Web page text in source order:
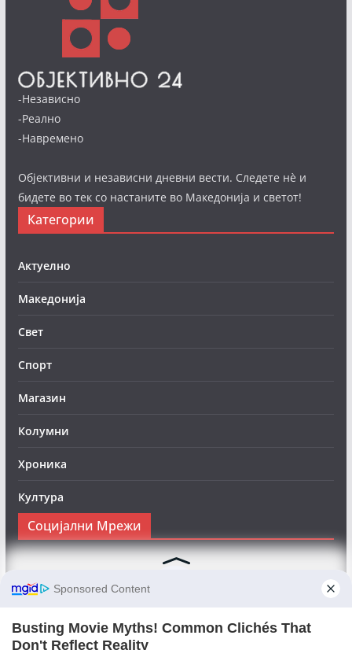
-Независно
-Реално
-Навремено
Објективни и независни дневни вести. Следете нè и
бидете во тек со настаните во Македонија и светот!
Категории
Актуелно
Македонија
Свет
Спорт
Магазин
Колумни
Хроника
Култура
Социјални Мрежи
Следете нè на Фејсбук за да сте во тек со најновите